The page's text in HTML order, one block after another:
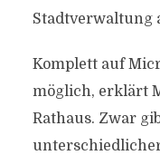
Stadtverwaltung
Komplett auf
möglich, erklärt
Rathaus. Zwar